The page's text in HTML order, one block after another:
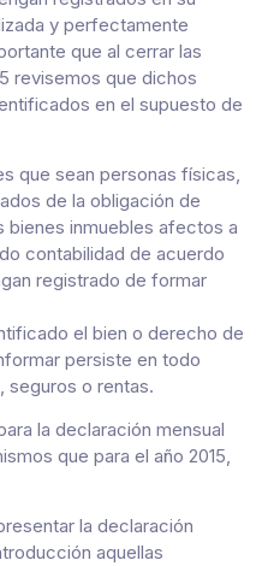
y perfectamente
que al cerrar las
revisemos que dichos
en el supuesto de
que sean personas físicas,
de la obligación de
bienes inmuebles afectos a
contabilidad de acuerdo
registrado de formar
el bien o derecho de
persiste en todo
seguros o rentas.
la declaración mensual
que para el año 2015,
la declaración
aquellas